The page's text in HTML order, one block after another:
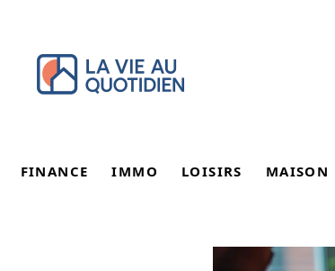
FINANCE IMMO LOISIRS MAISON